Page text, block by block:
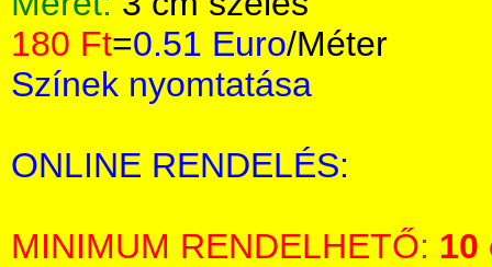
180 Ft=0.51 Euro/Méter
Színek nyomtatása
ONLINE RENDELÉS:
MINIMUM RENDELHETŐ: 10